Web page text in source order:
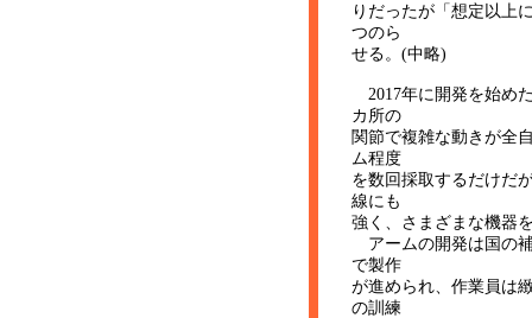
りだったが「想定以上
つのら
せる。(中略)
2017年に開発を始め
カ所の
関節で複雑な動きが全
ム程度
を数回採取するだけだ
線にも
強く、さまざまな機器
アームの開発は国の
で製作
が進められ、作業員は
の訓練